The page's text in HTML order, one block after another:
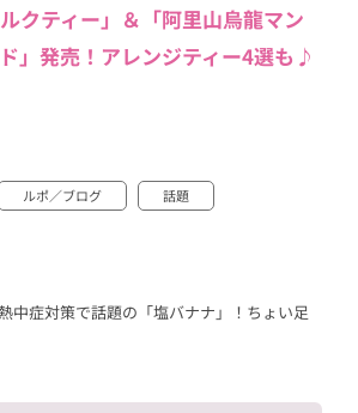
クティー」＆「阿里山烏龍マン
」発売！アレンジティー4選も♪
ルポ／ブログ 話題
中症対策で話題の「塩バナナ」！ちょい足